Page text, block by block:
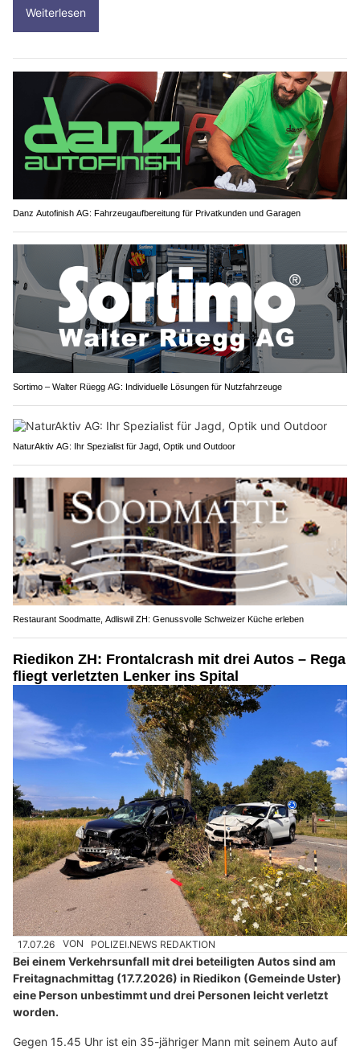
Weiterlesen
Danz Autofinish AG: Fahrzeugaufbereitung für Privatkunden und Garagen
Sortimo – Walter Rüegg AG: Individuelle Lösungen für Nutzfahrzeuge
NaturAktiv AG: Ihr Spezialist für Jagd, Optik und Outdoor
Restaurant Soodmatte, Adliswil ZH: Genussvolle Schweizer Küche erleben
Riedikon ZH: Frontalcrash mit drei Autos – Rega
fliegt verletzten Lenker ins Spital
17.07.26 VON POLIZEI.NEWS REDAKTION
Bei einem Verkehrsunfall mit drei beteiligten Autos sind am
Freitagnachmittag (17.7.2026) in Riedikon (Gemeinde Uster)
eine Person unbestimmt und drei Personen leicht verletzt
worden.
Gegen 15.45 Uhr ist ein 35-jähriger Mann mit seinem Auto auf